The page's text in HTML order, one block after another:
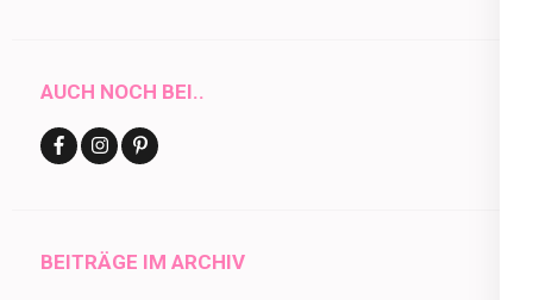
AUCH NOCH BEI..
BEITRÄGE IM ARCHIV